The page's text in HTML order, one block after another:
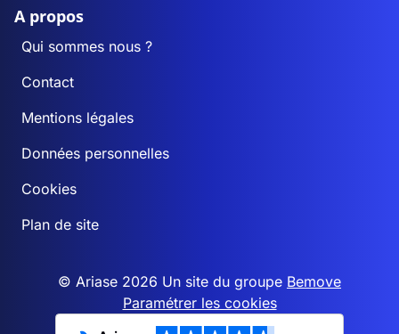
A propos
Qui sommes nous ?
Contact
Mentions légales
Données personnelles
Cookies
Plan de site
© Ariase 2026 Un site du groupe Bemove
Paramétrer les cookies